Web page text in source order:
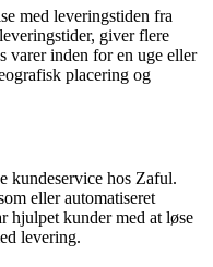
med leveringstiden fra
giver flere
varer inden for en uge eller
placering og
kundeservice hos Zaful.
eller automatiseret
hjulpet kunder med at løse
levering.